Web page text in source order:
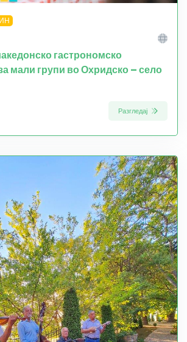
гастрономско
мали групи во Охридско – село
Разгледај